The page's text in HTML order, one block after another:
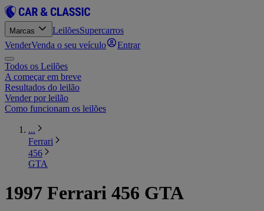
Marcas LeilõesSupercarros
VenderVenda o seu veículo Entrar
Todos os Leilões
A começar em breve
Resultados do leilão
Vender por leilão
Como funcionam os leilões
...
Ferrari
456
GTA
1997 Ferrari 456 GTA